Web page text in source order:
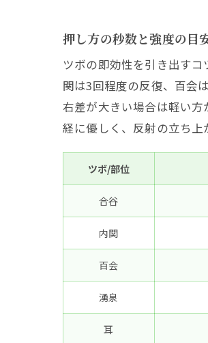
押し方の秒数と強度の目
ツボの即効性を引き出す
関は3回程度の反復、百会
右差が大きい場合は軽い方
経に優しく、反射の立ち上
ツボ/部位
合谷
内関
百会
湧泉
耳